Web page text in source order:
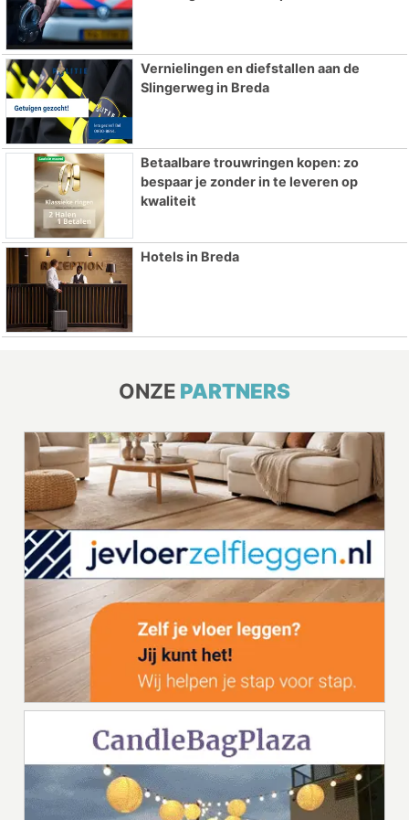
Vernielingen en diefstallen aan de
Slingerweg in Breda
Betaalbare trouwringen kopen: zo
bespaar je zonder in te leveren op
kwaliteit
Hotels in Breda
ONZE PARTNERS